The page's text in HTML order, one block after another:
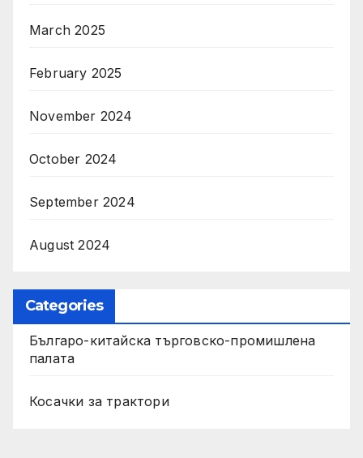
March 2025
February 2025
November 2024
October 2024
September 2024
August 2024
Categories
Българо-китайска търговско-промишлена
палата
Косачки за трактори